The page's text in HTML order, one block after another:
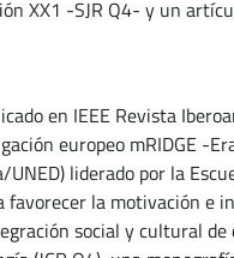
XX1 -SJR Q4- y un
en IEEE Revista
europeo mRIDGE -
liderado por la
la motivación e
social y cultural